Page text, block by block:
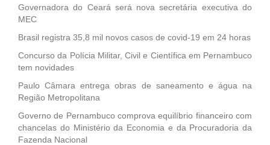
Governadora do Ceará será nova secretária executiva do
MEC
Brasil registra 35,8 mil novos casos de covid-19 em 24 horas
Concurso da Polícia Militar, Civil e Científica em Pernambuco
tem novidades
Paulo Câmara entrega obras de saneamento e água na
Região Metropolitana
Governo de Pernambuco comprova equilíbrio financeiro com
chancelas do Ministério da Economia e da Procuradoria da
Fazenda Nacional